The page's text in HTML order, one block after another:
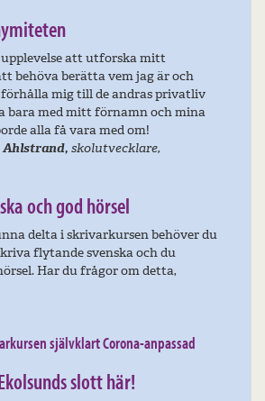
upplevelse att utforska mitt
behöva berätta vem jag är och
mig till de andras privatliv
bara med mitt förnamn och mina
alla få vara med om!
Ahlstrand, skolutvecklare,
och god hörsel
delta i skrivarkursen behöver du
flytande svenska och du
Har du frågor om detta,
självklart Corona-anpassad
slott här!